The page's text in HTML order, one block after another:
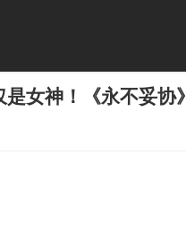
女神！《永不妥协》